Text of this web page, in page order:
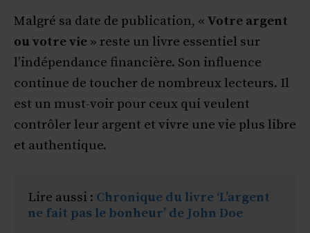
Malgré sa date de publication, « Votre argent
ou votre vie » reste un livre essentiel sur
l’indépendance financière. Son influence
continue de toucher de nombreux lecteurs. Il
est un must-voir pour ceux qui veulent
contrôler leur argent et vivre une vie plus libre
et authentique.
Lire aussi : Chronique du livre ‘L’argent
ne fait pas le bonheur’ de John Doe